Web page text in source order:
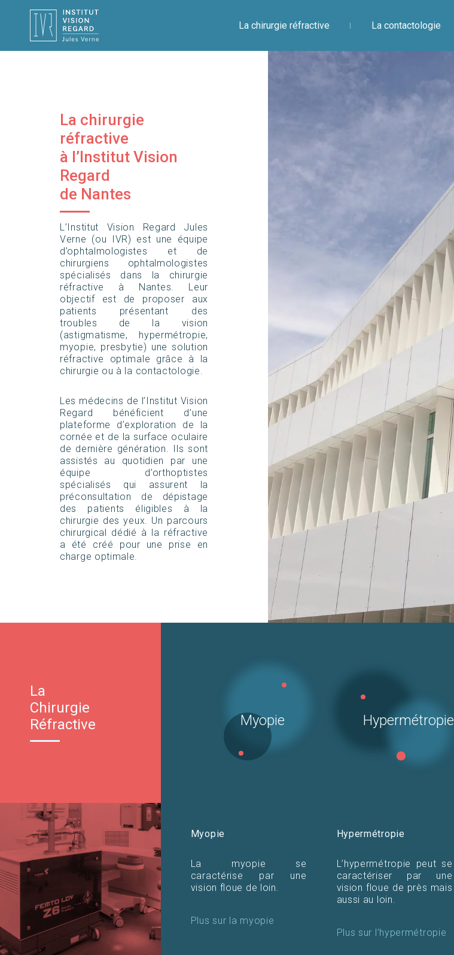
La chirurgie réfractive La contactologie
La chirurgie
réfractive
à l’Institut Vision
Regard
de Nantes
L’Institut Vision Regard Jules
Verne (ou IVR) est une équipe
d’ophtalmologistes et de
chirurgiens ophtalmologistes
spécialisés dans la chirurgie
réfractive à Nantes. Leur
objectif est de proposer aux
patients présentant des
troubles de la vision
(astigmatisme, hypermétropie,
myopie, presbytie) une solution
réfractive optimale grâce à la
chirurgie ou à la contactologie.
Les médecins de l’Institut Vision
Regard bénéficient d’une
plateforme d’exploration de la
cornée et de la surface oculaire
de dernière génération. Ils sont
assistés au quotidien par une
équipe d’orthoptistes
spécialisés qui assurent la
préconsultation de dépistage
des patients éligibles à la
chirurgie des yeux. Un parcours
chirurgical dédié à la réfractive
a été créé pour une prise en
charge optimale.
La
Chirurgie
Réfractive
Myopie
Myopie
La myopie se
caractérise par une
vision floue de loin.
Plus sur la myopie
Hypermétropie
Hypermétropie
L’hypermétropie peut se
caractériser par une
vision floue de près mais
aussi au loin.
Plus sur l’hypermétropie